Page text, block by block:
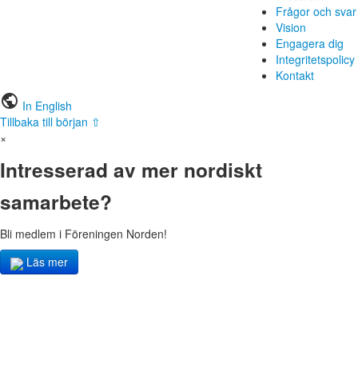
Frågor och svar
Vision
Engagera dig
Integritetspolicy
Kontakt
public In English
Tillbaka till början ⇧
×
Intresserad av mer nordiskt
samarbete?
Bli medlem i Föreningen Norden!
Läs mer